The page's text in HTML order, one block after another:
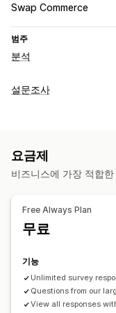
Swap Commerce
범주
분석
고객 행동
AI 분석 정보
시각화 및 보고서
설문조사
팝업 여러 언어
제출 관리
요금제
비즈니스에 가장 적합
Free Always Plan
무료
기능
Unlimited survey
Questions from our
View all responses